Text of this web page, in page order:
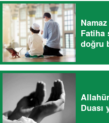
Fatiha
doğru
Duası